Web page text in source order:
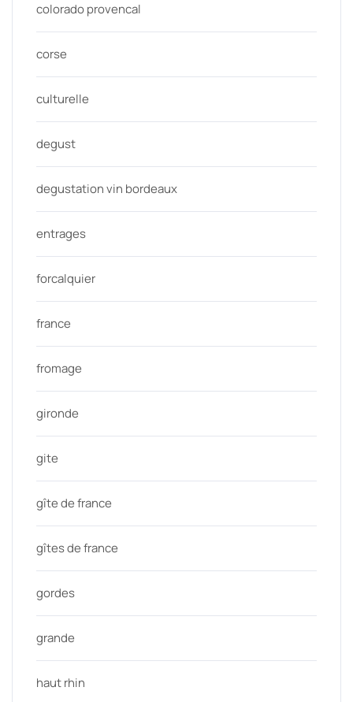
colorado provencal
corse
culturelle
degust
degustation vin bordeaux
entrages
forcalquier
france
fromage
gironde
gite
gîte de france
gîtes de france
gordes
grande
haut rhin